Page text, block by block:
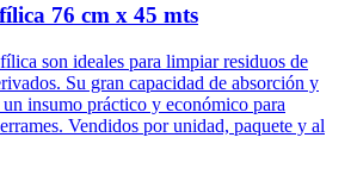
76 cm x 45 mts
son ideales para limpiar residuos de
Su gran capacidad de absorción y
insumo práctico y económico para
Vendidos por unidad, paquete y al